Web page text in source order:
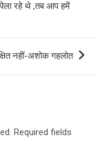
रहे थे ,तब आप हमें
नहीं-अशोक गहलोत
Required fields